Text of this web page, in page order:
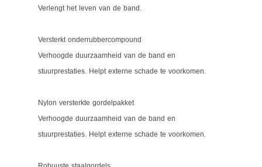
Verlengt het leven van de band.
Versterkt onderrubbercompound
Verhoogde duurzaamheid van de band en
stuurprestaties. Helpt externe schade te voorkomen.
Nylon versterkte gordelpakket
Verhoogde duurzaamheid van de band en
stuurprestaties. Helpt externe schade te voorkomen.